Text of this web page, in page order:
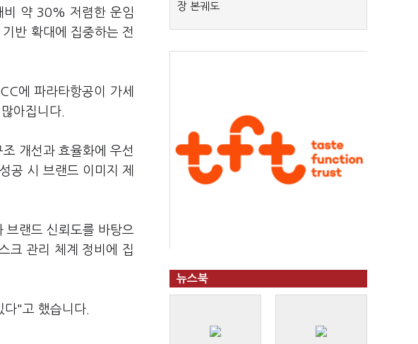
비 약 30% 저렴한 운임
반 확대에 집중하는 전
에 파라타항공이 가세
아집니다.
개선과 효율화에 우선
공 시 브랜드 이미지 제
브랜드 신뢰도를 바탕으
크 관리 체계 정비에 집
"고 했습니다.
장 본궤도
뉴스북